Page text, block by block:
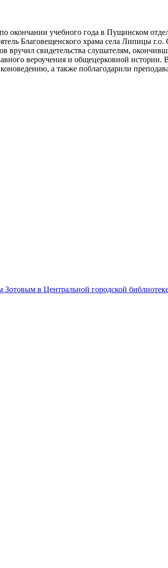
учебного года в Пущинском
Благовещенского храма села Липицы
вручил свидетельства слушателям,
вероучения и общецерковной
а также поблагодарили
Зотовым в Центральной городской